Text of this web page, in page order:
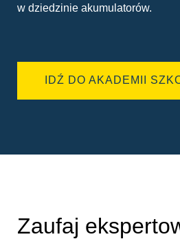
w dziedzinie akumulatorów.
IDŹ DO AKADEMII
Zaufaj